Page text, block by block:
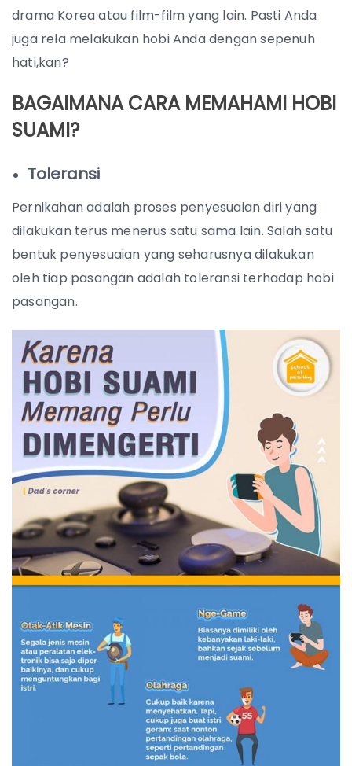
drama Korea atau film-film yang lain. Pasti Anda
juga rela melakukan hobi Anda dengan sepenuh
hati,kan?
BAGAIMANA CARA MEMAHAMI HOBI
SUAMI?
Toleransi
Pernikahan adalah proses penyesuaian diri yang
dilakukan terus menerus satu sama lain. Salah satu
bentuk penyesuaian yang seharusnya dilakukan
oleh tiap pasangan adalah toleransi terhadap hobi
pasangan.